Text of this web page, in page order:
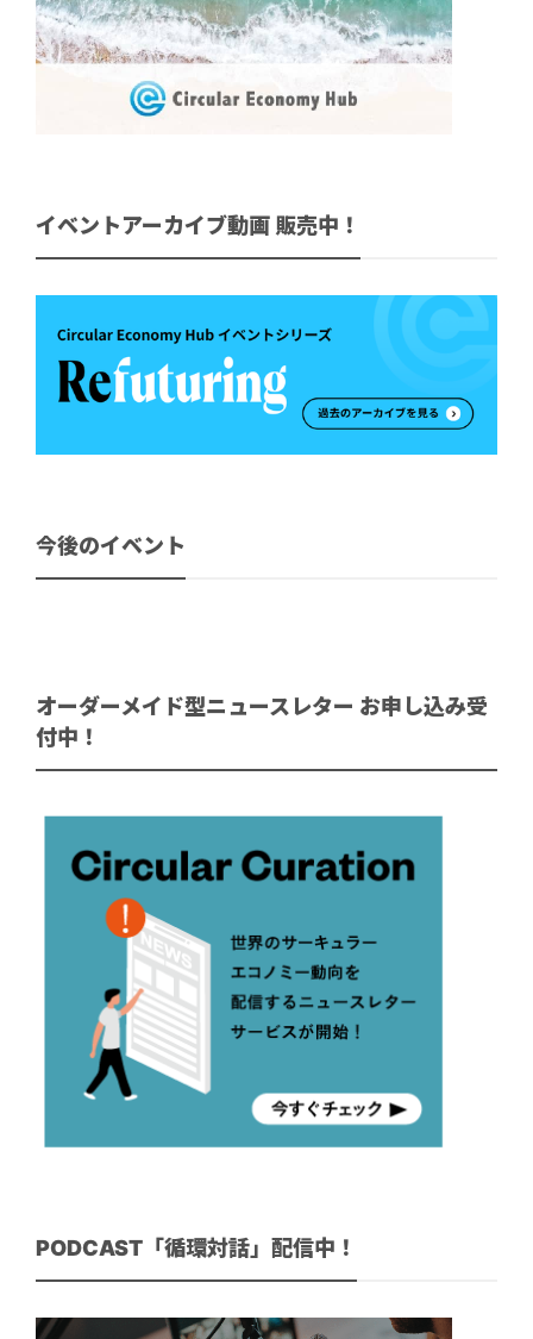
イベントアーカイブ動画 販売中！
今後のイベント
オーダーメイド型ニュースレター お申し込み受
付中！
PODCAST「循環対話」配信中！